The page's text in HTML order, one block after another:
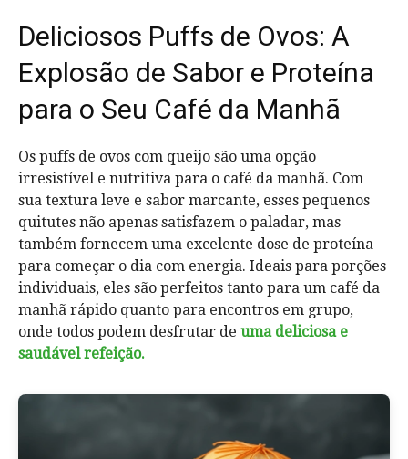
Deliciosos Puffs de Ovos: A
Explosão de Sabor e Proteína
para o Seu Café da Manhã
Os puffs de ovos com queijo são uma opção
irresistível e nutritiva para o café da manhã. Com
sua textura leve e sabor marcante, esses pequenos
quitutes não apenas satisfazem o paladar, mas
também fornecem uma excelente dose de proteína
para começar o dia com energia. Ideais para porções
individuais, eles são perfeitos tanto para um café da
manhã rápido quanto para encontros em grupo,
onde todos podem desfrutar de uma deliciosa e
saudável refeição.